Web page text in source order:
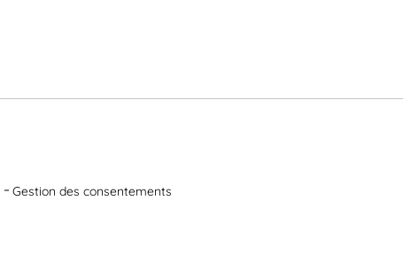
Gestion des consentements